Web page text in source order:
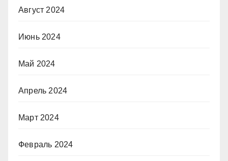
Август 2024
Июнь 2024
Май 2024
Апрель 2024
Март 2024
Февраль 2024